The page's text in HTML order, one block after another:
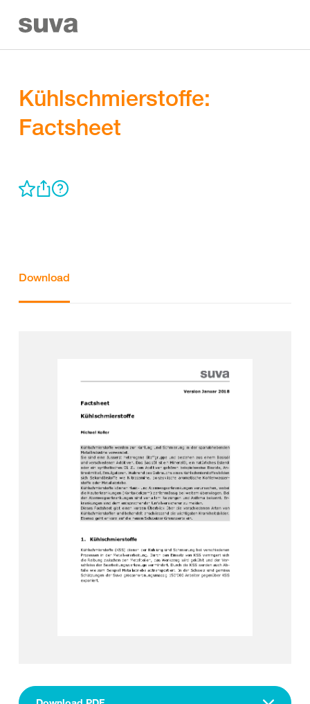
Kühlschmierstoffe:
Factsheet
Download